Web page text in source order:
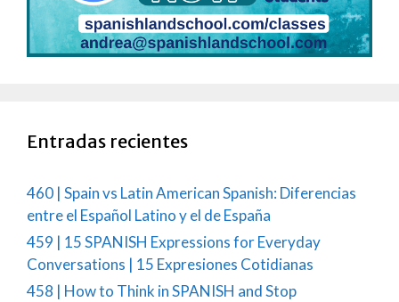
Entradas recientes
460 | Spain vs Latin American Spanish: Diferencias
entre el Español Latino y el de España
459 | 15 SPANISH Expressions for Everyday
Conversations | 15 Expresiones Cotidianas
458 | How to Think in SPANISH and Stop